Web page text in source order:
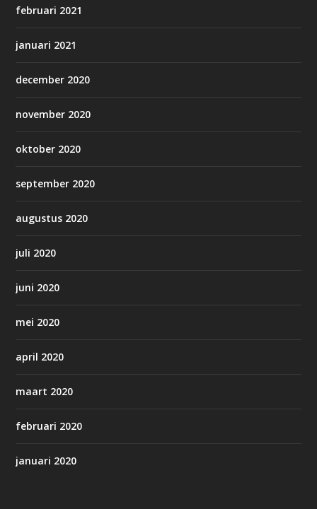
februari 2021
januari 2021
december 2020
november 2020
oktober 2020
september 2020
augustus 2020
juli 2020
juni 2020
mei 2020
april 2020
maart 2020
februari 2020
januari 2020